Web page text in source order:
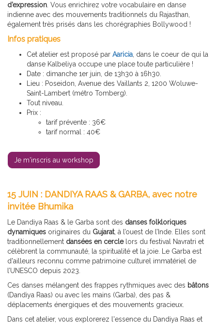
d’expression . Vous enrichirez votre vocabulaire en danse
indienne avec des mouvements traditionnels du Rajasthan,
également très prisés dans les chorégraphies Bollywood !
Infos pratiques
Cet atelier est proposé par Aaricia , dans le coeur de qui la
danse Kalbeliya occupe une place toute particulière !
Date : dimanche 1er juin, de 13h30 à 16h30.
Lieu : Poseidon, Avenue des Vaillants 2, 1200 Woluwe-
Saint-Lambert (métro Tomberg).
Tout niveau.
Prix :
tarif prévente : 36€
tarif normal : 40€
Je m'inscris au workshop
15 JUIN : DANDIYA RAAS & GARBA, avec notre
invitée Bhumika
Le Dandiya Raas & le Garba sont des danses folkloriques
dynamiques originaires du Gujarat, à l’ouest de l’Inde. Elles sont
traditionnellement dansées en cerclelors du festival Navratri et
célèbrent la communauté, la spiritualité et la joie. Le Garba est
d'ailleurs reconnu comme patrimoine culturel immatériel de
l’UNESCO depuis 2023.
Ces danses mélangent des frappes rythmiques avec des bâtons
(Dandiya Raas) ou avec les mains (Garba), des pas &
déplacements énergiques et des mouvements gracieux.
Dans cet atelier, vous explorerez l'essence du Dandiya Raas et